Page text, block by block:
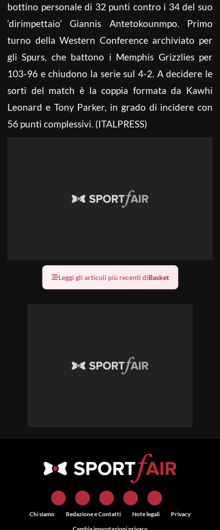
bottino personale di 32 punti contro i 34 del suo
‘dirimpettaio’ Giannis Antetokounmpo. Primo
turno della Western Conference archiviato per
gli Spurs, che battono i Memphis Grizzlies per
103-96 e chiudono la serie sul 4-2. A decidere le
sorti del match è la coppia formata da Kawhi
Leonard e Tony Parker, in grado di incidere con
56 punti complessivi. (ITALPRESS)
Leggi gli articoli più recenti diBasket
Chi siamo Redazione e Contatti Note legali
Privacy